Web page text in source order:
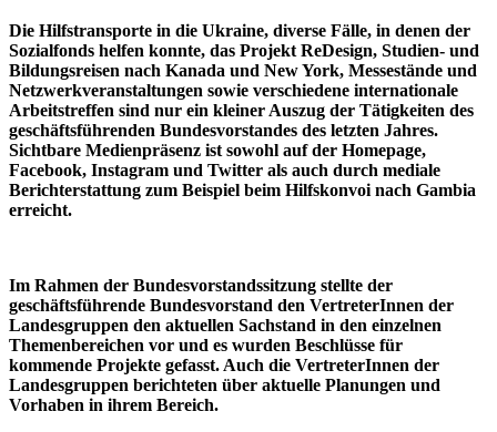
Die Hilfstransporte in die Ukraine, diverse Fälle, in denen der
Sozialfonds helfen konnte, das Projekt ReDesign, Studien- und
Bildungsreisen nach Kanada und New York, Messestände und
Netzwerkveranstaltungen sowie verschiedene internationale
Arbeitstreffen sind nur ein kleiner Auszug der Tätigkeiten des
geschäftsführenden Bundesvorstandes des letzten Jahres.
Sichtbare Medienpräsenz ist sowohl auf der Homepage,
Facebook, Instagram und Twitter als auch durch mediale
Berichterstattung zum Beispiel beim Hilfskonvoi nach Gambia
erreicht.
Im Rahmen der Bundesvorstandssitzung stellte der
geschäftsführende Bundesvorstand den VertreterInnen der
Landesgruppen den aktuellen Sachstand in den einzelnen
Themenbereichen vor und es wurden Beschlüsse für
kommende Projekte gefasst. Auch die VertreterInnen der
Landesgruppen berichteten über aktuelle Planungen und
Vorhaben in ihrem Bereich.